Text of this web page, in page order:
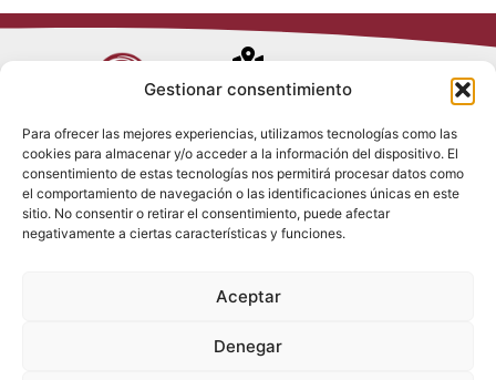
Gestionar consentimiento
Para ofrecer las mejores experiencias, utilizamos tecnologías como las
cookies para almacenar y/o acceder a la información del dispositivo. El
consentimiento de estas tecnologías nos permitirá procesar datos como
el comportamiento de navegación o las identificaciones únicas en este
sitio. No consentir o retirar el consentimiento, puede afectar
negativamente a ciertas características y funciones.
Aceptar
Denegar
Avenida de
28017 Madrid
(España)
(+34) 910 917
info@tenki-
Política de
Privacidad
Política de
Cookies